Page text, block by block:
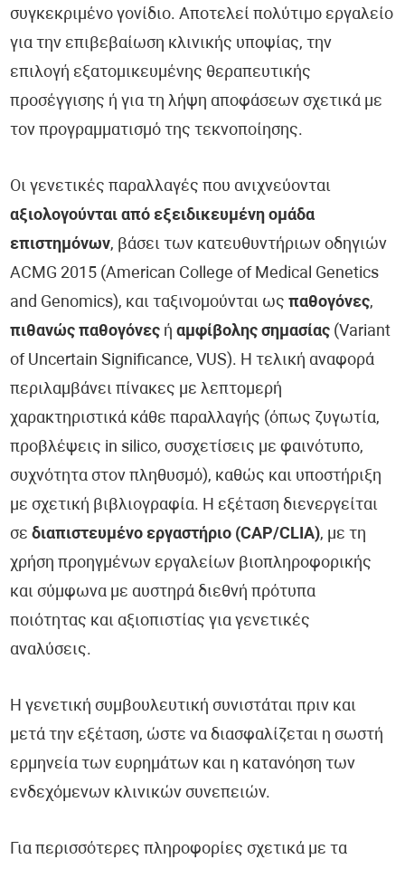
συγκεκριμένο γονίδιο. Αποτελεί πολύτιμο εργαλείο
για την επιβεβαίωση κλινικής υποψίας, την
επιλογή εξατομικευμένης θεραπευτικής
προσέγγισης ή για τη λήψη αποφάσεων σχετικά με
τον προγραμματισμό της τεκνοποίησης.
Οι γενετικές παραλλαγές που ανιχνεύονται
αξιολογούνται από εξειδικευμένη ομάδα
επιστημόνων, βάσει των κατευθυντήριων οδηγιών
ACMG 2015 (American College of Medical Genetics
and Genomics), και ταξινομούνται ωςπαθογόνες,
πιθανώς παθογόνες ήαμφίβολης σημασίας (Variant
of Uncertain Significance, VUS). Η τελική αναφορά
περιλαμβάνει πίνακες με λεπτομερή
χαρακτηριστικά κάθε παραλλαγής (όπως ζυγωτία,
προβλέψεις in silico, συσχετίσεις με φαινότυπο,
συχνότητα στον πληθυσμό), καθώς και υποστήριξη
με σχετική βιβλιογραφία. Η εξέταση διενεργείται
σεδιαπιστευμένο εργαστήριο (CAP/CLIA), με τη
χρήση προηγμένων εργαλείων βιοπληροφορικής
και σύμφωνα με αυστηρά διεθνή πρότυπα
ποιότητας και αξιοπιστίας για γενετικές
αναλύσεις.
Η γενετική συμβουλευτική συνιστάται πριν και
μετά την εξέταση, ώστε να διασφαλίζεται η σωστή
ερμηνεία των ευρημάτων και η κατανόηση των
ενδεχόμενων κλινικών συνεπειών.
Για περισσότερες πληροφορίες σχετικά με τα